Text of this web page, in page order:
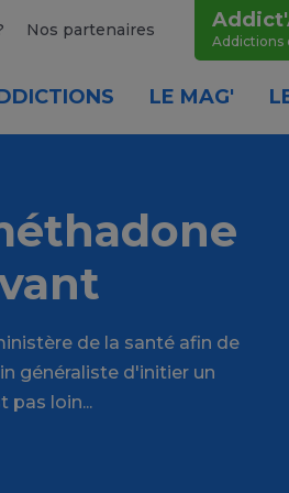
Nos partenaires
Addictions
LE MAG'
de la santé afin de
généraliste d'initier un
pas loin...